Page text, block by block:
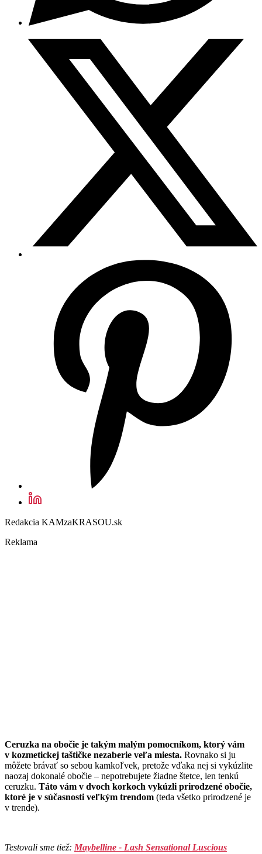
Redakcia KAMzaKRASOU.sk
Reklama
Ceruzka na obočie je takým malým pomocníkom, ktorý vám
v kozmetickej taštičke nezaberie veľa miesta. Rovnako si ju
môžete brávať so sebou kamkoľvek, pretože vďaka nej si vykúzlite
naozaj dokonalé obočie – nepotrebujete žiadne štetce, len tenkú
ceruzku. Táto vám v dvoch korkoch vykúzli prirodzené obočie,
ktoré je v súčasnosti veľkým trendom (teda všetko prirodzené je
v trende).
Testovali sme tiež: Maybelline - Lash Sensational Luscious